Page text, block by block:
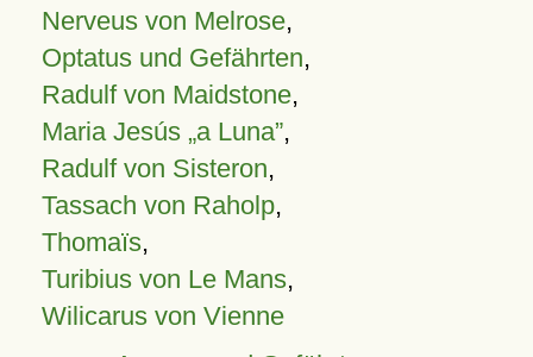
Nerveus von Melrose,
Optatus und Gefährten,
Radulf von Maidstone,
Maria Jesús „a Luna”,
Radulf von Sisteron,
Tassach von Raholp,
Thomaïs,
Turibius von Le Mans,
Wilicarus von Vienne